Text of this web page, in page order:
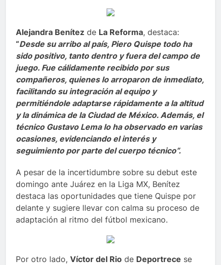
Alejandra Benítez de La Reforma, destaca:
“Desde su arribo al país, Piero Quispe todo ha
sido positivo, tanto dentro y fuera del campo de
juego. Fue cálidamente recibido por sus
compañeros, quienes lo arroparon de inmediato,
facilitando su integración al equipo y
permitiéndole adaptarse rápidamente a la altitud
y la dinámica de la Ciudad de México. Además, el
técnico Gustavo Lema lo ha observado en varias
ocasiones, evidenciando el interés y
seguimiento por parte del cuerpo técnico”.
A pesar de la incertidumbre sobre su debut este
domingo ante Juárez en la Liga MX, Benítez
destaca las oportunidades que tiene Quispe por
delante y sugiere llevar con calma su proceso de
adaptación al ritmo del fútbol mexicano.
Por otro lado, Víctor del Rio de Deportrece se